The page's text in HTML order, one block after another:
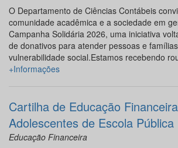
O Departamento de Ciências Contábeis
comunidade acadêmica e a sociedade em
Campanha Solidária 2026, uma iniciativa
de donativos para atender pessoas e
vulnerabilidade social.Estamos recebendo
+Informações
Cartilha de Educação
Adolescentes de Escola Pública
Educação Financeira